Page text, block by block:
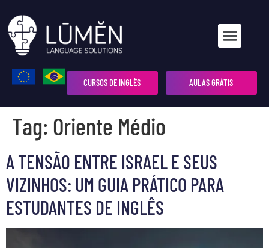
CURSOS DE INGLÊS AULAS GRÁTIS
Tag: Oriente Médio
A TENSÃO ENTRE ISRAEL E SEUS
VIZINHOS: UM GUIA PRÁTICO PARA
ESTUDANTES DE INGLÊS